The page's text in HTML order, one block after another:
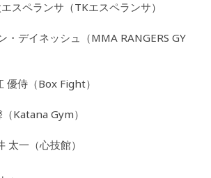
ランサ（TKエスペランサ）
イネッシュ（MMA RANGERS GY
Box Fight）
Gym）
心技館）